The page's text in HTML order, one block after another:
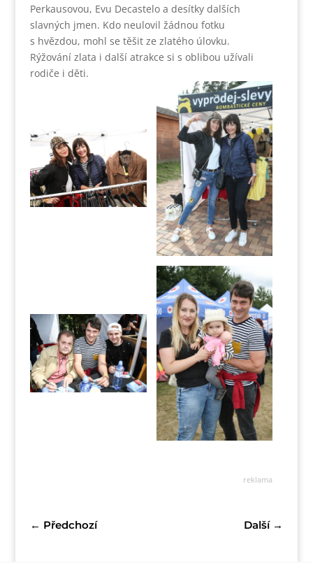
Perkausovou, Evu Decastelo a desítky dalších
slavných jmen. Kdo neulovil žádnou fotku
s hvězdou, mohl se těšit ze zlatého úlovku.
Rýžování zlata i další atrakce si s oblibou užívali
rodiče i děti.
reklama
← Předchozí Další→